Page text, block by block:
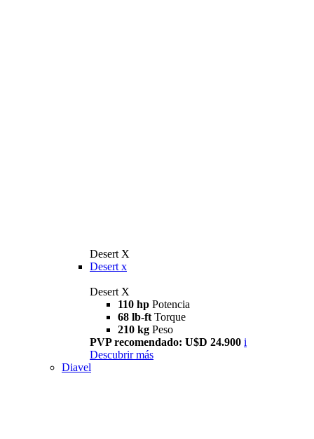
Desert X
Desert x
Desert X
110 hp Potencia
68 lb-ft Torque
210 kg Peso
PVP recomendado: U$D 24.900 i
Descubrir más
Diavel